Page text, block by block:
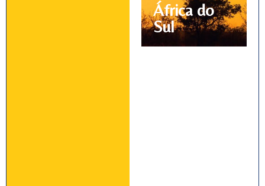
África do
Sul